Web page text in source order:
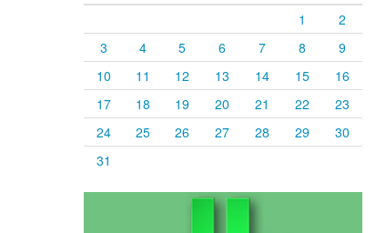
1
2
3
4 5 6 7 8
9
10
11 12 13 14 15
16
17
18 19 20 21 22
23
24
25 26 27 28 29
30
31